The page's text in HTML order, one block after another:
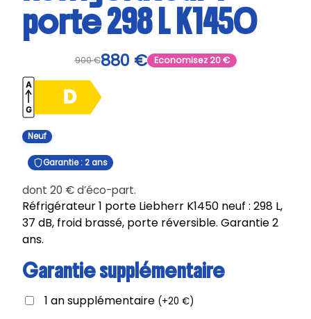
porte 298 L K1450
900€880 € Economisez20€
Neuf
Garantie : 2 ans
dont 20 €d’éco-part.
Réfrigérateur 1 porte Liebherr K1450 neuf : 298 L,
37 dB, froid brassé, porte réversible. Garantie 2
ans.
Garantie supplémentaire
1 an supplémentaire (+20 €)